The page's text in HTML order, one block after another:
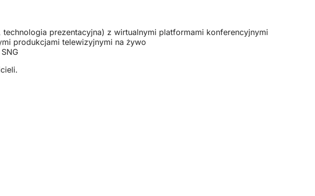
prezentacyjna) z wirtualnymi platformami konferencyjnymi
produkcjami telewizyjnymi na żywo